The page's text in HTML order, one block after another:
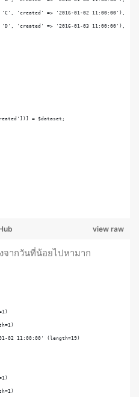
'created' => '2016-01-02 11:00:00'),
'created' => '2016-01-03 11:00:00'),
= $dataset;
view raw
จากวันที่น้อยไปหามาก
02 11:00:00' (length=19)